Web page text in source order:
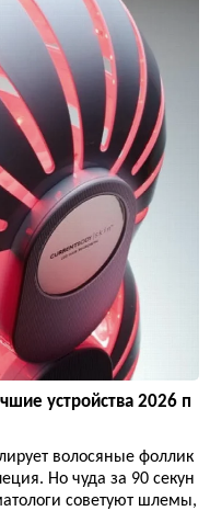
устройства 2026 п
волосяные фоллик
Но чуда за 90 секун
советуют шлемы,